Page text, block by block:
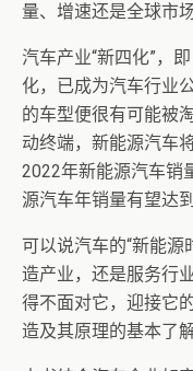
量、增速还是全球市
汽车产业“新四化”，
化，已成为汽车行业
的车型便很有可能被
动终端，新能源汽车
2022年新能源汽车销
源汽车年销量有望达
可以说汽车的“新能源
造产业，还是服务行
得不面对它，迎接它
造及其原理的基本了